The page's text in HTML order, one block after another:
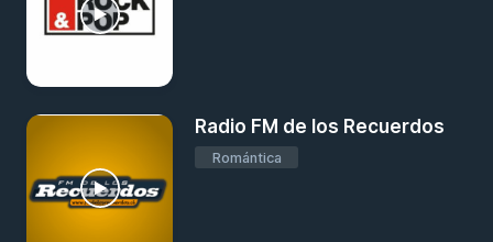
Radio FM de los Recuerdos
Romántica